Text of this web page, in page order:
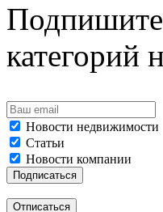
категорий
Новости недвижимости
Статьи
Новости компании